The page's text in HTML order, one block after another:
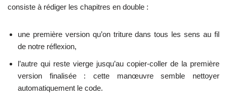
consiste à rédiger les chapitres en double :
une première version qu’on triture dans tous les sens au fil
de notre réflexion,
l’autre qui reste vierge jusqu’au copier-coller de la première
version finalisée : cette manœuvre semble nettoyer
automatiquement le code.